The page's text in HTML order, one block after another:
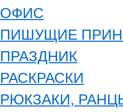
ОФИС
ПИШУЩИЕ
ПРАЗДНИК
РАСКРАСКИ
РЮКЗАКИ,